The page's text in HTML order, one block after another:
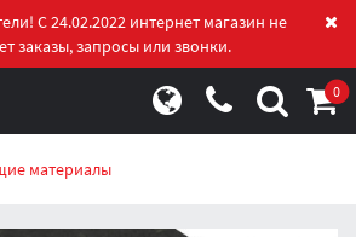
С 24.02.2022 интернет магазин не
заказы, запросы или звонки.
0
материалы